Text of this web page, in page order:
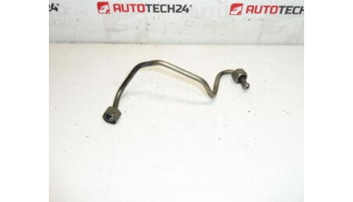
Политика за поверителност
Процедура за рекламации